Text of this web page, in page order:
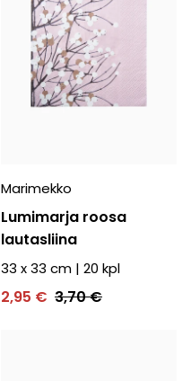
Marimekko
Lumimarja roosa
lautasliina
33 x 33 cm | 20 kpl
2,95 € 3,70 €